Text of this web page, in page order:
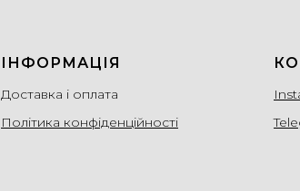
ІНФОРМАЦІЯ
Доставка і оплата
Політика конфіденційності